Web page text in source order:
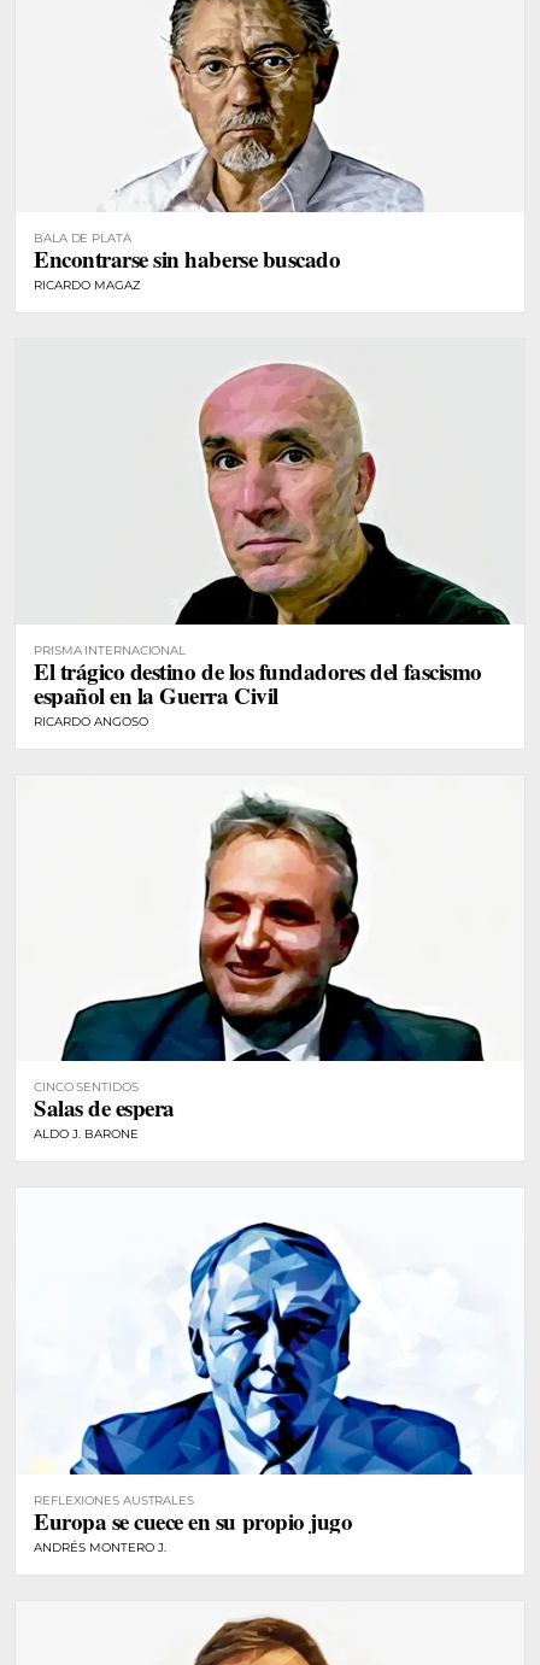
BALA DE PLATA
Encontrarse sin haberse buscado
RICARDO MAGAZ
PRISMA INTERNACIONAL
El trágico destino de los fundadores del fascismo
español en la Guerra Civil
RICARDO ANGOSO
CINCO SENTIDOS
Salas de espera
ALDO J. BARONE
REFLEXIONES AUSTRALES
Europa se cuece en su propio jugo
ANDRÉS MONTERO J.